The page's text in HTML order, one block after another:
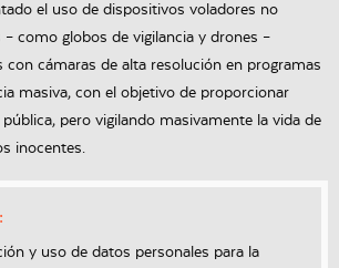
el uso de dispositivos voladores no
como globos de vigilancia y drones –
con cámaras de alta resolución en programas
masiva, con el objetivo de proporcionar
pero vigilando masivamente la vida de
inocentes.
y uso de datos personales para la